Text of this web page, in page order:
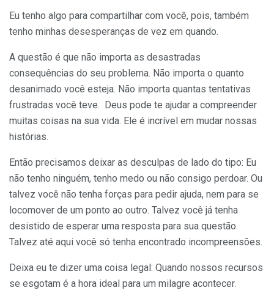
Eu tenho algo para compartilhar com você, pois, também
tenho minhas desesperanças de vez em quando.
A questão é que não importa as desastradas
consequências do seu problema. Não importa o quanto
desanimado você esteja. Não importa quantas tentativas
frustradas você teve. Deus pode te ajudar a compreender
muitas coisas na sua vida. Ele é incrível em mudar nossas
histórias.
Então precisamos deixar as desculpas de lado do tipo: Eu
não tenho ninguém, tenho medo ou não consigo perdoar. Ou
talvez você não tenha forças para pedir ajuda, nem para se
locomover de um ponto ao outro. Talvez você já tenha
desistido de esperar uma resposta para sua questão.
Talvez até aqui você só tenha encontrado incompreensões.
Deixa eu te dizer uma coisa legal: Quando nossos recursos
se esgotam é a hora ideal para um milagre acontecer.